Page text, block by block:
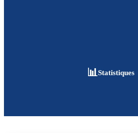
📊Statistiques